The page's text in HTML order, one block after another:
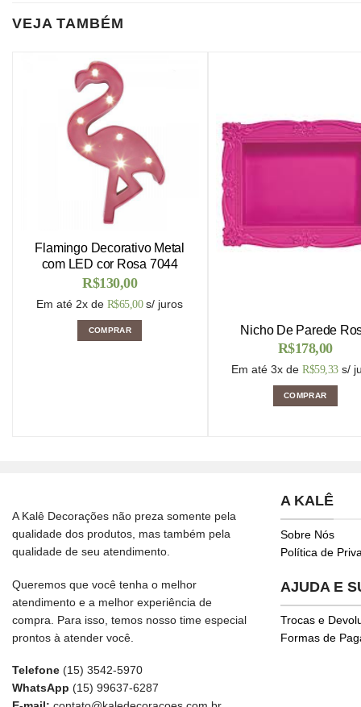
VEJA TAMBÉM
Flamingo Decorativo Metal
com LED cor Rosa 7044
R$130,00
Em até 2x de R$65,00 s/ juros
COMPRAR Nicho De Parede
R$178,00
Em até 3x de R$59,33 s/
COMPRAR
A Kalê Decorações não preza somente pela
qualidade dos produtos, mas também pela
qualidade de seu atendimento.
Queremos que você tenha o melhor
atendimento e a melhor experiência de
compra. Para isso, temos nosso time especial
prontos à atender você.
Telefone (15) 3542-5970
WhatsApp (15) 99637-6287
A KALÊ
Sobre Nós
Política de
AJUDA E
Trocas e
Formas de